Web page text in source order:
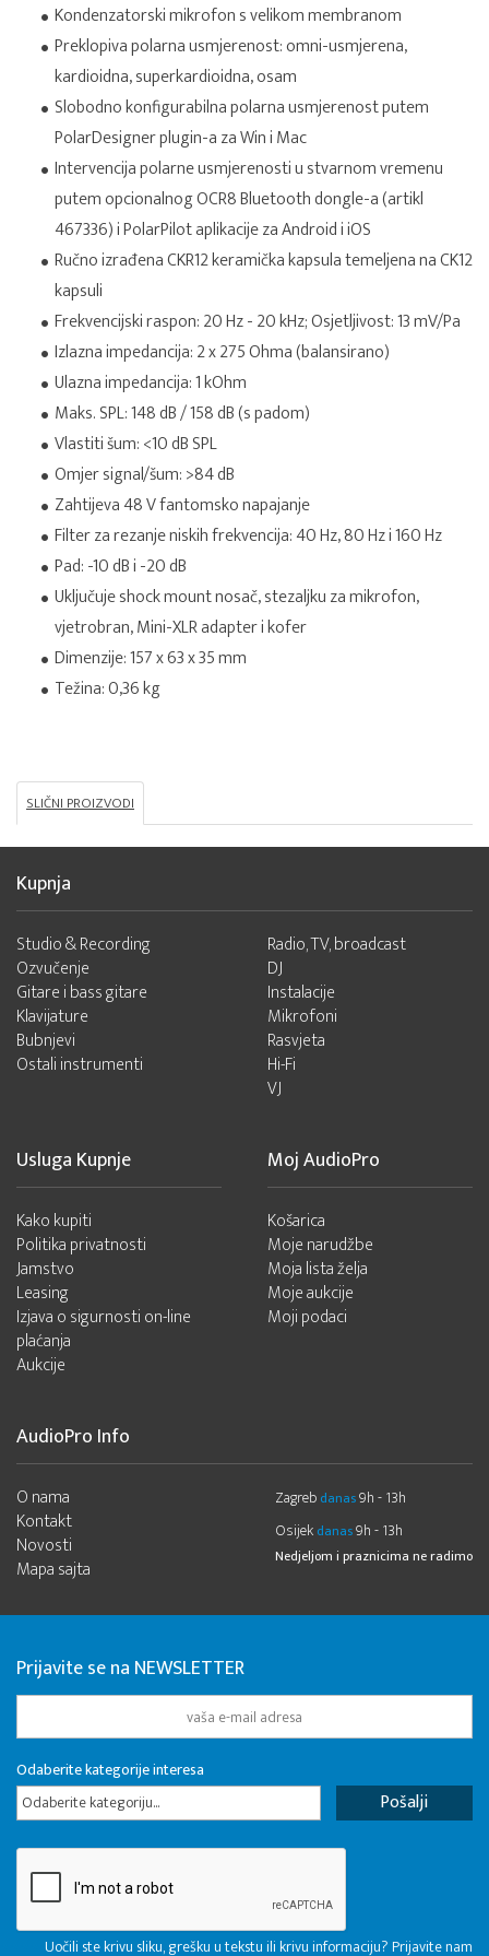
Kondenzatorski mikrofon s velikom membranom
Preklopiva polarna usmjerenost: omni-usmjerena,
kardioidna, superkardioidna, osam
Slobodno konfigurabilna polarna usmjerenost putem
PolarDesigner plugin-a za Win i Mac
Intervencija polarne usmjerenosti u stvarnom vremenu
putem opcionalnog OCR8 Bluetooth dongle-a (artikl
467336) i PolarPilot aplikacije za Android i iOS
Ručno izrađena CKR12 keramička kapsula temeljena na CK12
kapsuli
Frekvencijski raspon: 20 Hz - 20 kHz; Osjetljivost: 13 mV/Pa
Izlazna impedancija: 2 x 275 Ohma (balansirano)
Ulazna impedancija: 1 kOhm
Maks. SPL: 148 dB / 158 dB (s padom)
Vlastiti šum: <10 dB SPL
Omjer signal/šum: >84 dB
Zahtijeva 48 V fantomsko napajanje
Filter za rezanje niskih frekvencija: 40 Hz, 80 Hz i 160 Hz
Pad: -10 dB i -20 dB
Uključuje shock mount nosač, stezaljku za mikrofon,
vjetrobran, Mini-XLR adapter i kofer
Dimenzije: 157 x 63 x 35 mm
Težina: 0,36 kg
SLIČNI PROIZVODI
Kupnja
Studio & Recording
Ozvučenje
Gitare i bass gitare
Klavijature
Bubnjevi
Ostali instrumenti
Radio, TV, broadcast
DJ
Instalacije
Mikrofoni
Rasvjeta
Hi-Fi
VJ
Usluga Kupnje
Kako kupiti
Politika privatnosti
Jamstvo
Leasing
Izjava o sigurnosti on-line
plaćanja
Aukcije
Moj AudioPro
Košarica
Moje narudžbe
Moja lista želja
Moje aukcije
Moji podaci
AudioPro Info
O nama
Kontakt
Novosti
Mapa sajta
Zagreb danas9h - 13h
Osijek danas9h - 13h
Nedjeljom i praznicima ne radimo
Prijavite se na NEWSLETTER
Odaberite kategorije interesa
Odaberite kategoriju...
Uočili ste krivu sliku, grešku u tekstu ili krivu informaciju? Prijavite nam